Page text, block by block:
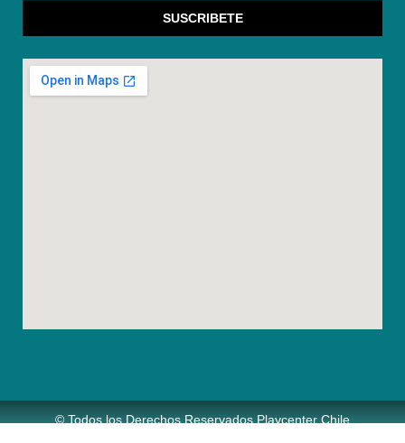
SUSCRIBETE
© Todos los Derechos Reservados Playcenter Chile